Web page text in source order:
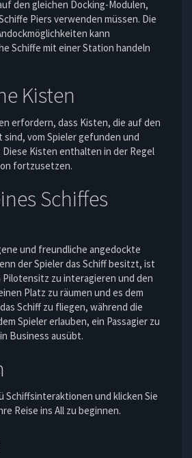
den gleichen Docking-Modulen,
Piers verwenden müssen. Die
kann
Schiffe mit einer Station handeln
Kisten
erfordern, dass Kisten, die auf den
vom Spieler gefunden und
Kisten enthalten in der Regel
fortzusetzen.
Schiffes
und freundliche angedockte
der Spieler das Schiff besitzt, ist
Pilotensitz zu interagieren und den
Platz zu räumen und es dem
Schiff zu fliegen, während die
Spieler erlauben, ein Passagier zu
Business ausübt.
Schiffsinteraktionen und klicken Sie
Reise ins All zu beginnen.